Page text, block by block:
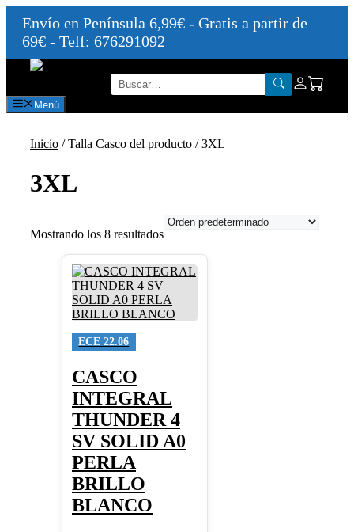
Envío en Península 6,99€ - Gratis a partir de
69€ - Telf: 676291092
Saltar
contenido
Menú
Inicio / Talla Casco del producto / 3XL
3XL
Mostrando los 8 resultados
ECE 22.06
CASCO
INTEGRAL
THUNDER 4
SV SOLID A0
PERLA
BRILLO
BLANCO
Este
producto
tiene
múltiples
Las
se
pueden
elegir
en
la
página
de
producto